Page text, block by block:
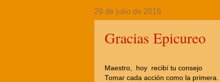
29 de julio de 2019
Gracias Epicureo
Maestro, hoy recibí tu consejo
Tomar cada acción como la primera.